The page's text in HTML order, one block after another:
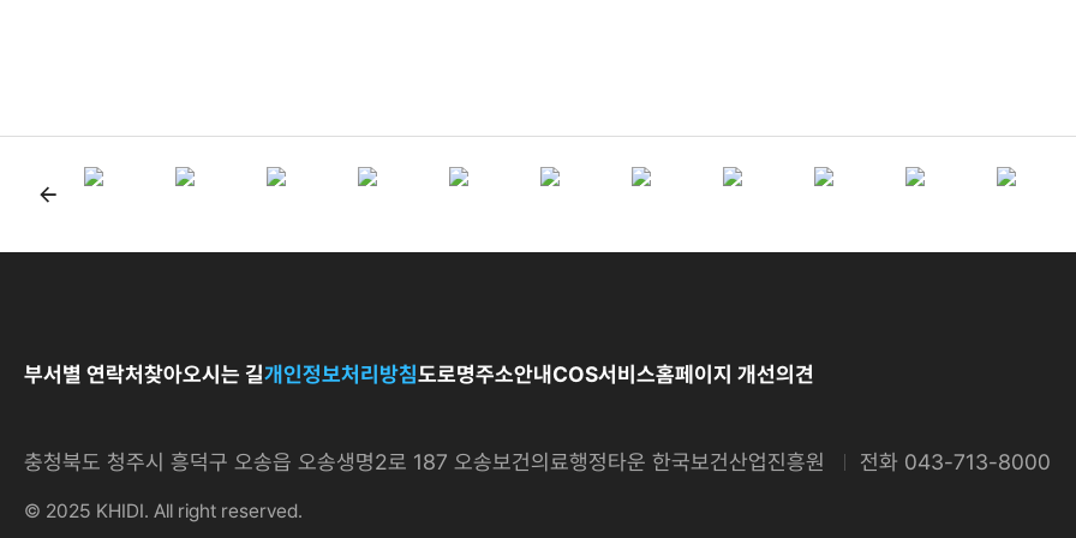
따른
목록
배너모음
부서별 연락처찾아오시는 길개인정보처리방침도로명주소안내COS서비스홈페이지 개선의견
충청북도 청주시 흥덕구 오송읍 오송생명2로 187 오송보건의료행정타운 한국보건산업진흥원 전화 043-713-8000
© 2025 KHIDI. All right reserved.